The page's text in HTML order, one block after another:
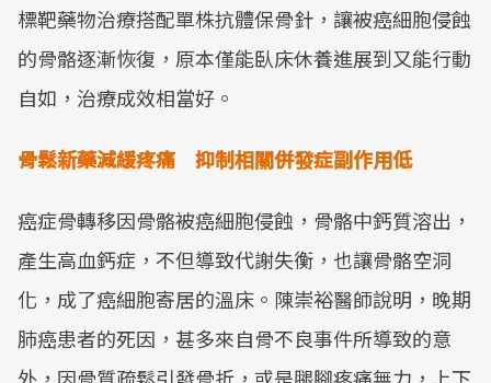
標靶藥物治療搭配單株抗體保骨針，讓被癌細胞侵蝕
的骨骼逐漸恢復，原本僅能臥床休養進展到又能行動
自如，治療成效相當好。
骨鬆新藥減緩疼痛 抑制相關併發症副作用低
癌症骨轉移因骨骼被癌細胞侵蝕，骨骼中鈣質溶出，
產生高血鈣症，不但導致代謝失衡，也讓骨骼空洞
化，成了癌細胞寄居的溫床。陳崇裕醫師說明，晚期
肺癌患者的死因，甚多來自骨不良事件所導致的意